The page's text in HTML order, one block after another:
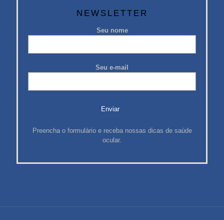
NEWSLETTER
Seu nome
Seu e-mail
Preencha o formulário e receba nossas dicas de saúde
ocular.